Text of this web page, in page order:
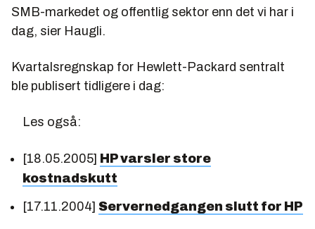
SMB-markedet og offentlig sektor enn det vi har i
dag, sier Haugli.
Kvartalsregnskap for Hewlett-Packard sentralt
ble publisert tidligere i dag:
Les også:
[18.05.2005] HP varsler store
kostnadskutt
[17.11.2004] Servernedgangen slutt for HP